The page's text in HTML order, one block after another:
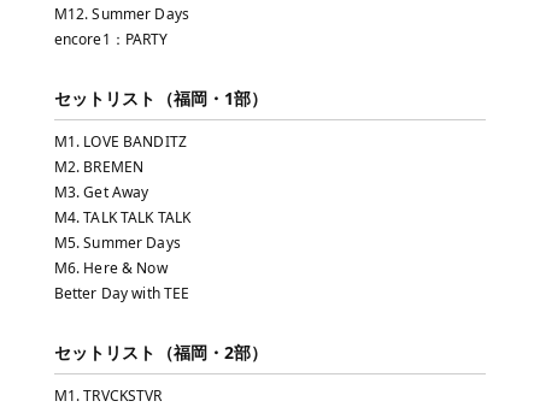
M12. Summer Days
encore1：PARTY
セットリスト（福岡・1部）
M1. LOVE BANDITZ
M2. BREMEN
M3. Get Away
M4. TALK TALK TALK
M5. Summer Days
M6. Here & Now
Better Day with TEE
セットリスト（福岡・2部）
M1. TRVCKSTVR